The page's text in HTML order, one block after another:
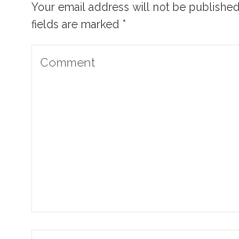
Your email address will not be published.
fields are marked *